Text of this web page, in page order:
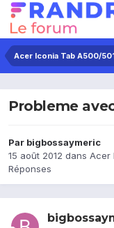
Probleme
Par bigbossaymeric
15 août 2012 dans Acer
Réponses